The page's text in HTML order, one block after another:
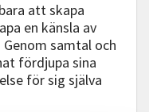
att skapa
en känsla av
samtal och
fördjupa sina
för sig själva